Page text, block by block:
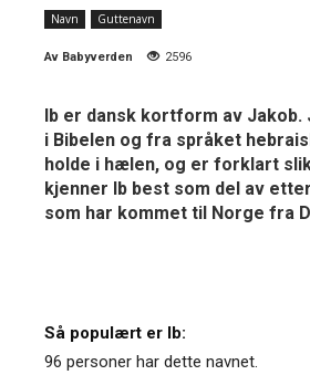
Navn Guttenavn
Av Babyverden 2596
Ib er dansk kortform av Jakob.
i Bibelen og fra språket
holde i hælen, og er forklart
kjenner Ib best som del av
som har kommet til Norge fra
Så populært er Ib:
96 personer har dette navnet.